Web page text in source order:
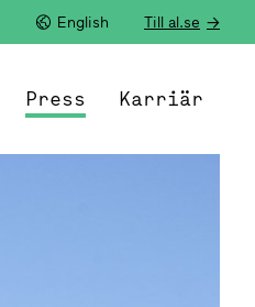
English Till al.se
Press Karriär